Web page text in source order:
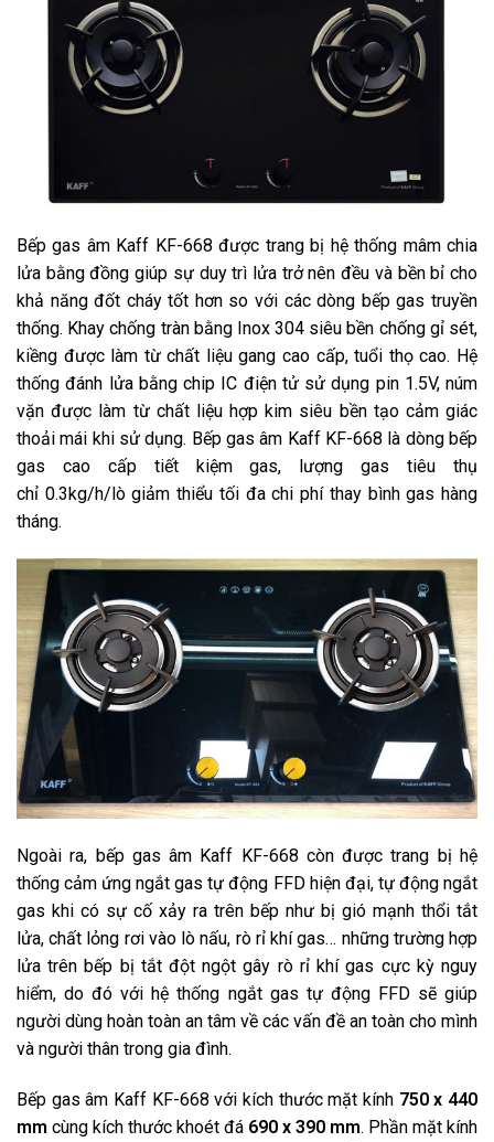
Bếp gas âm Kaff KF-668 được trang bị hệ thống mâm chia
lửa bằng đồng giúp sự duy trì lửa trở nên đều và bền bỉ cho
khả năng đốt cháy tốt hơn so với các dòng bếp gas truyền
thống. Khay chống tràn bằng Inox 304 siêu bền chống gỉ sét,
kiềng được làm từ chất liệu gang cao cấp, tuổi thọ cao. Hệ
thống đánh lửa bằng chip IC điện tử sử dụng pin 1.5V, núm
vặn được làm từ chất liệu hợp kim siêu bền tạo cảm giác
thoải mái khi sử dụng. Bếp gas âm Kaff KF-668 là dòng bếp
gas cao cấp tiết kiệm gas, lượng gas tiêu thụ
chỉ 0.3kg/h/lò giảm thiểu tối đa chi phí thay bình gas hàng
tháng.
Ngoài ra, bếp gas âm Kaff KF-668 còn được trang bị hệ
thống cảm ứng ngắt gas tự động FFD hiện đại, tự động ngắt
gas khi có sự cố xảy ra trên bếp như bị gió mạnh thổi tắt
lửa, chất lỏng rơi vào lò nấu, rò rỉ khí gas… những trường hợp
lửa trên bếp bị tắt đột ngột gây rò rỉ khí gas cực kỳ nguy
hiểm, do đó với hệ thống ngắt gas tự động FFD sẽ giúp
người dùng hoàn toàn an tâm về các vấn đề an toàn cho mình
và người thân trong gia đình.
Bếp gas âm Kaff KF-668 với kích thước mặt kính 750 x 440
mm cùng kích thước khoét đá 690 x 390 mm. Phần mặt kính